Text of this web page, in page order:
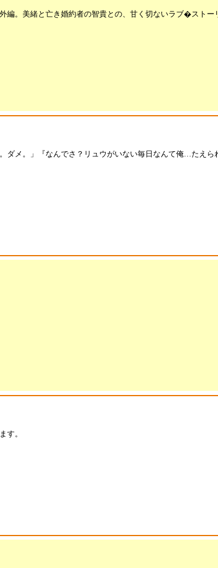
外編。美緒と亡き婚約者の智貴との、甘く切ないラブ
ダメ。」『なんでさ？リュウがいない毎日なんて俺…た
す。